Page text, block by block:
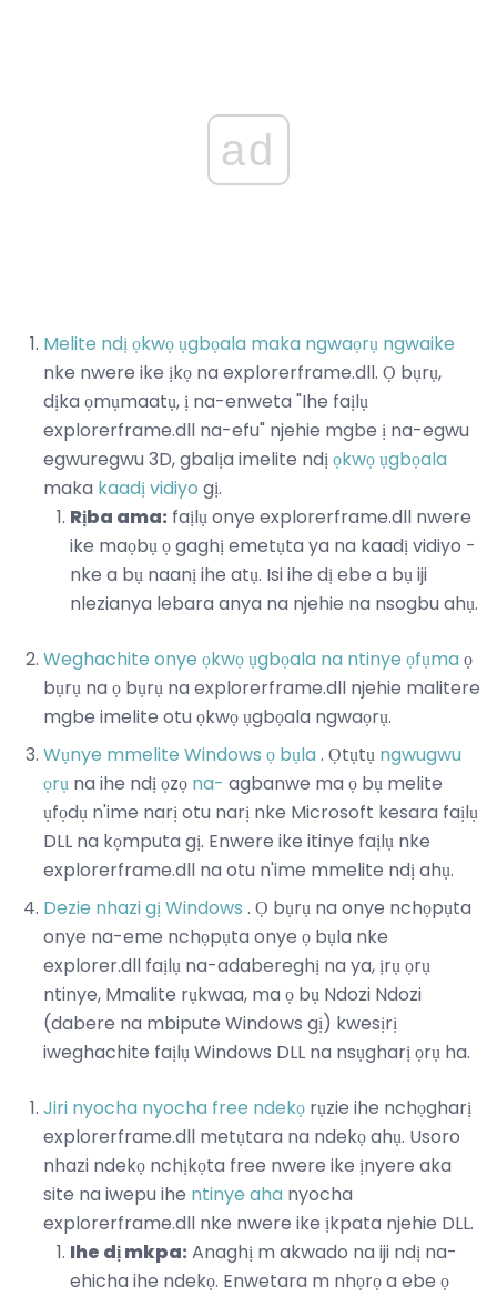
ad
Melite ndị ọkwọ ụgbọala maka ngwaọrụ ngwaike
nke nwere ike ịkọ na explorerframe.dll. Ọ bụrụ,
dịka ọmụmaatụ, ị na-enweta "Ihe faịlụ
explorerframe.dll na-efu" njehie mgbe ị na-egwu
egwuregwu 3D, gbalịa imelite ndịọkwọ ụgbọala
maka kaadị vidiyo gị.
Rịba ama: faịlụ onye explorerframe.dll nwere
ike maọbụ ọ gaghị emetụta ya na kaadị vidiyo -
nke a bụ naanị ihe atụ. Isi ihe dị ebe a bụ iji
nlezianya lebara anya na njehie na nsogbu ahụ.
Weghachite onye ọkwọ ụgbọala na ntinye ọfụmaọ
bụrụ na ọ bụrụ na explorerframe.dll njehie malitere
mgbe imelite otu ọkwọ ụgbọala ngwaọrụ.
Wụnye mmelite Windows ọ bụla. Ọtụtụ ngwugwu
ọrụ na ihe ndị ọzọ na- agbanwe ma ọ bụ melite
ụfọdụ n'ime narị otu narị nke Microsoft kesara faịlụ
DLL na kọmputa gị. Enwere ike itinye faịlụ nke
explorerframe.dll na otu n'ime mmelite ndị ahụ.
Dezie nhazi gị Windows . Ọ bụrụ na onye nchọpụta
onye na-eme nchọpụta onye ọ bụla nke
explorer.dll faịlụ na-adabereghị na ya, ịrụ ọrụ
ntinye, Mmalite rụkwaa, ma ọ bụ Ndozi Ndozi
(dabere na mbipute Windows gị) kwesịrị
iweghachite faịlụ Windows DLL na nsụgharị ọrụ ha.
Jiri nyocha nyocha free ndekọ rụzie ihe nchọgharị
explorerframe.dll metụtara na ndekọ ahụ. Usoro
nhazi ndekọ nchịkọta free nwere ike ịnyere aka
site na iwepu ihe ntinye aha nyocha
explorerframe.dll nke nwere ike ịkpata njehie DLL.
Ihe dị mkpa: Anaghị m akwado na iji ndị na-
ehicha ihe ndekọ. Enwetara m nhọrọ a ebe ọ